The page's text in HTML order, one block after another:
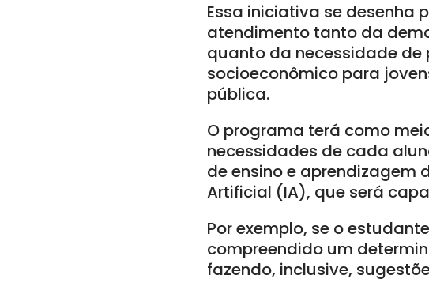
Essa iniciativa se
atendimento tanto da
quanto da necessidade de
socioeconômico para
pública.
O programa terá como
necessidades de cada
de ensino e aprendizagem
Artificial (IA), que será
Por exemplo, se o
compreendido um
fazendo, inclusive,